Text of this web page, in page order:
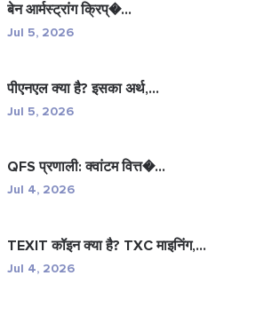
बेन आर्मस्ट्रांग क्रिप्�...
Jul 5, 2026
पीएनएल क्या है? इसका अर्थ,...
Jul 5, 2026
QFS प्रणाली: क्वांटम वित्त�...
Jul 4, 2026
TEXIT कॉइन क्या है? TXC माइनिंग,...
Jul 4, 2026